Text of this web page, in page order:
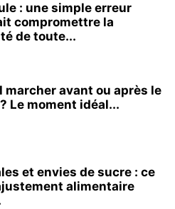
: une simple erreur
compromettre la
de toute...
marcher avant ou après le
Le moment idéal...
et envies de sucre : ce
alimentaire